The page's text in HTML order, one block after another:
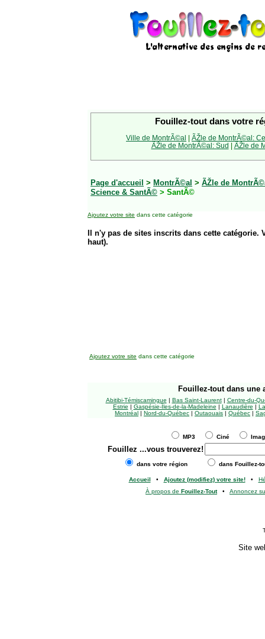
Fouillez-tout dans votre
Ville de MontrÃ©al | ÃŽle de MontrÃ©al:
ÃŽle de MontrÃ©al: Sud | ÃŽle de
Page d'accueil > MontrÃ©al > ÃŽle de
Science & SantÃ© > SantÃ©
Ajoutez votre site dans cette catégorie
Il n'y pas de sites inscrits dans cette
haut).
Ajoutez votre site dans cette catégorie
Fouillez-tout dans une
Abitibi-Témiscamingue | Bas Saint-Laurent| Centre-du-
Estrie | Gaspésie-Îles-de-la-Madeleine | Lanaudière |
Montréal | Nord-du-Québec | Outaouais | Québec |
MP3 Ciné
Fouillez ...vous trouverez!
dans votre région dans Fouillez-
Accueil • Ajoutez (modifiez) votre site!•
À propos de Fouillez-Tout• Annoncez
Site